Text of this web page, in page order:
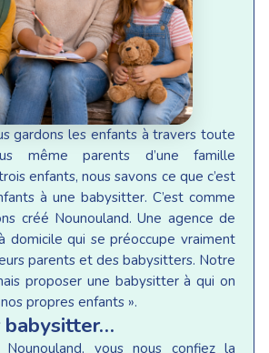
gardons les enfants à travers toute
même parents d’une famille
enfants, nous savons ce que c’est
à une babysitter. C’est comme
créé Nounouland. Une agence de
domicile qui se préoccupe vraiment
parents et des babysitters. Notre
proposer une babysitter à qui on
propres enfants ».
babysitter…
vous nous confiez la